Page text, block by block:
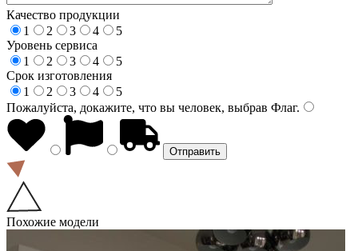
Качество продукции
1
2 3 4
5
Уровень сервиса
1
2 3 4
5
Срок изготовления
1
2 3 4
5
Пожалуйста, докажите, что вы человек, выбрав Флаг.
Похожие модели